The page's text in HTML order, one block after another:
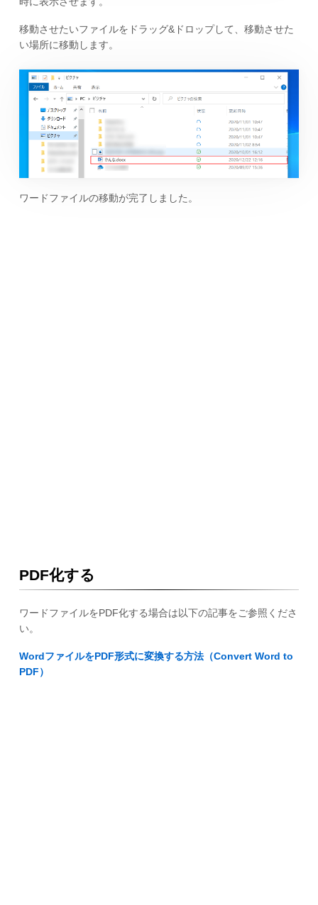
移動させたいファイルをドラッグ&ドロップして、移動させた
い場所に移動します。
ワードファイルの移動が完了しました。
PDF化する
ワードファイルをPDF化する場合は以下の記事をご参照くださ
い。
WordファイルをPDF形式に変換する方法（Convert Word to
PDF）